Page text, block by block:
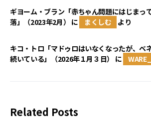
ギヨーム・ブラン「赤ちゃん問題にはじまっ
落」（2023年2月） に まくしむ より
キコ・トロ「マドゥロはいなくなったが、ベ
続いている」（2026年１月３日）
に
Related Posts